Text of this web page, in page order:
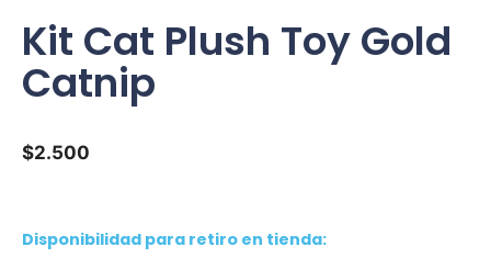
Kit Cat Plush Toy Gold
Catnip
$2.500
Disponibilidad para retiro en tienda: